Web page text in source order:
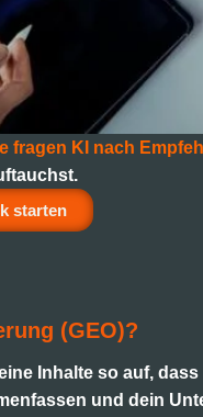
fragen KI nach
starten
(GEO)?
Inhalte so auf,
und dein